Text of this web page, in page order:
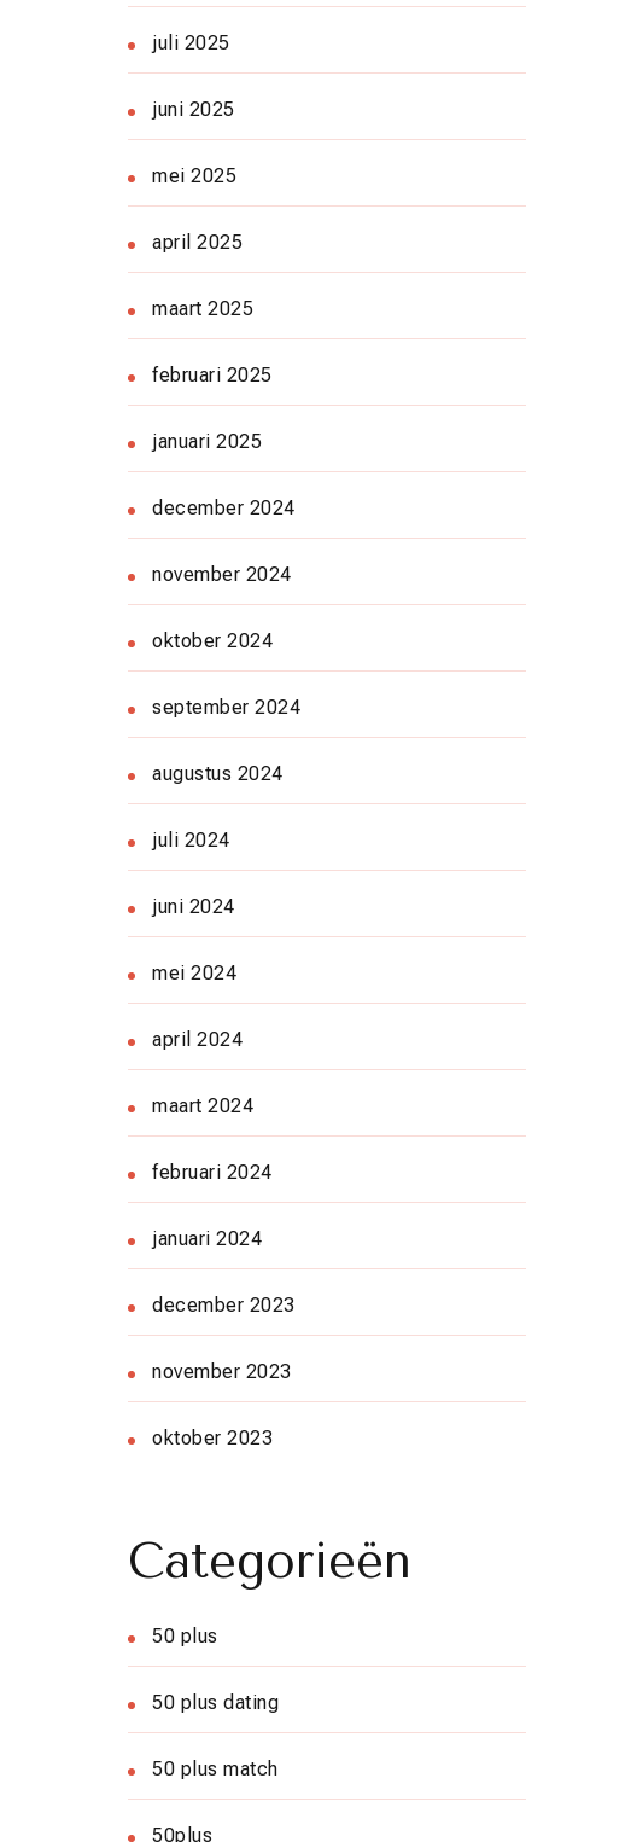
juli 2025
juni 2025
mei 2025
april 2025
maart 2025
februari 2025
januari 2025
december 2024
november 2024
oktober 2024
september 2024
augustus 2024
juli 2024
juni 2024
mei 2024
april 2024
maart 2024
februari 2024
januari 2024
december 2023
november 2023
oktober 2023
Categorieën
50 plus
50 plus dating
50 plus match
50plus